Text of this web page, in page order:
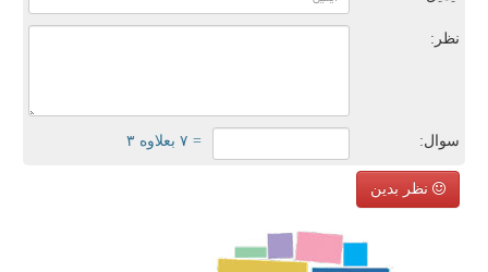
نظر:
سوال: = ۷ بعلاوه ۳
نظر بدین